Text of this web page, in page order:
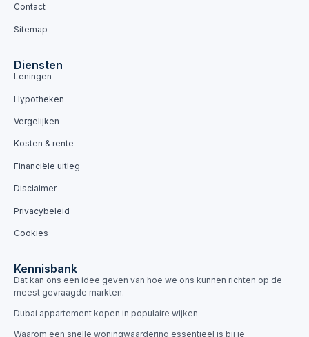
Contact
Sitemap
Diensten
Leningen
Hypotheken
Vergelijken
Kosten & rente
Financiële uitleg
Disclaimer
Privacybeleid
Cookies
Kennisbank
Dat kan ons een idee geven van hoe we ons kunnen richten op de
meest gevraagde markten.
Dubai appartement kopen in populaire wijken
Waarom een snelle woningwaardering essentieel is bij je